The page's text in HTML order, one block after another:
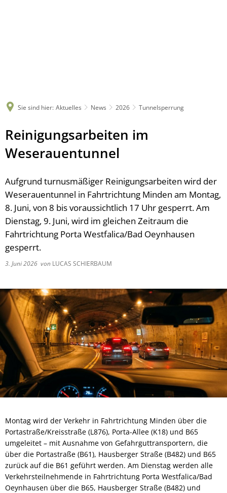
Sie sind hier: Aktuelles News 2026 Tunnelsperrung
Reinigungsarbeiten im
Weserauentunnel
Aufgrund turnusmäßiger Reinigungsarbeiten wird der
Weserauentunnel in Fahrtrichtung Minden am Montag,
8. Juni, von 8 bis voraussichtlich 17 Uhr gesperrt. Am
Dienstag, 9. Juni, wird im gleichen Zeitraum die
Fahrtrichtung Porta Westfalica/Bad Oeynhausen
gesperrt.
3. Juni 2026 von LUCAS SCHIERBAUM
Montag wird der Verkehr in Fahrtrichtung Minden über die
Portastraße/Kreisstraße (L876), Porta-Allee (K18) und B65
umgeleitet – mit Ausnahme von Gefahrguttransportern, die
über die Portastraße (B61), Hausberger Straße (B482) und B65
zurück auf die B61 geführt werden. Am Dienstag werden alle
Verkehrsteilnehmende in Fahrtrichtung Porta Westfalica/Bad
Oeynhausen über die B65, Hausberger Straße (B482) und